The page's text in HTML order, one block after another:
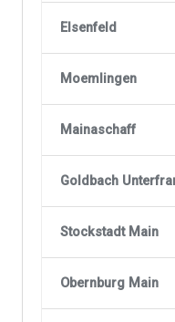
Elsenfeld
Moemlingen
Mainaschaff
Goldbach
Stockstadt Main
Obernburg Main